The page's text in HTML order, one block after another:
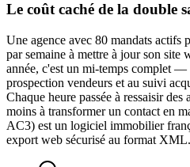
Le coût caché de la double
Une agence avec 80 mandats actifs
par semaine à mettre à jour son site
année, c'est un mi-temps complet
prospection vendeurs et au suivi
Chaque heure passée à ressaisir des
moins à transformer un contact en
AC3) est un logiciel immobilier
export web sécurisé au format XML.